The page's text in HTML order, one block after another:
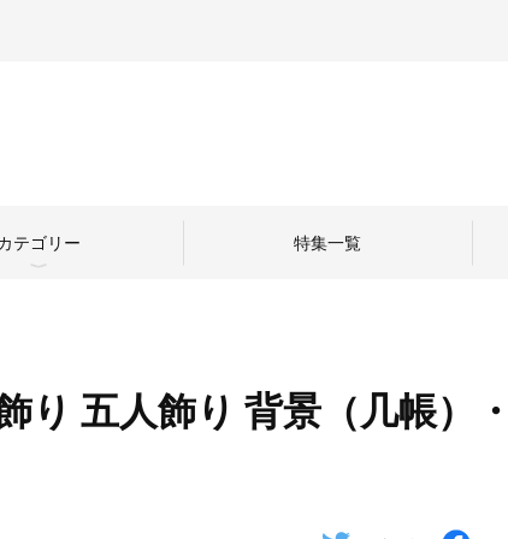
テゴリー
商店のものづくり 日本の暮らし 中川政七商店のひと
特集一覧
り 五人飾り 背景（几帳）